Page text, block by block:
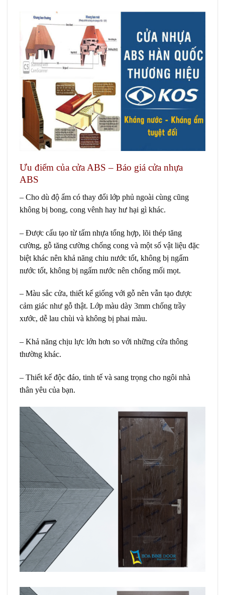
Ưu điểm của cửa ABS – Báo giá cửa nhựa
ABS
– Cho dù độ ẩm có thay đổi lớp phủ ngoài cùng cũng
không bị bong, cong vênh hay hư hại gì khác.
– Được cấu tạo từ tấm nhựa tổng hợp, lõi thép tăng
cường, gỗ tăng cường chống cong và một số vật liệu đặc
biệt khác nên khả năng chiu nước tốt, không bị ngấm
nước tốt, không bị ngấm nước nên chống mối mọt.
– Màu sắc cửa, thiết kế giống với gỗ nên vẫn tạo được
cảm giác như gỗ thật. Lớp màu dày 3mm chống trầy
xước, dễ lau chùi và không bị phai màu.
– Khả năng chịu lực lớn hơn so với những cửa thông
thường khác.
– Thiết kế độc đáo, tinh tế và sang trọng cho ngôi nhà
thân yêu của bạn.